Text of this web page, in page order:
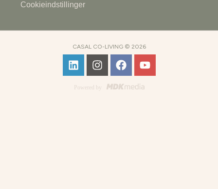
Cookieindstillinger
CASAL CO-LIVING © 2026